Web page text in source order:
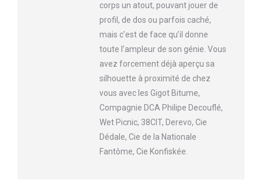
corps un atout, pouvant jouer de
profil, de dos ou parfois caché,
mais c’est de face qu’il donne
toute l’ampleur de son génie. Vous
avez forcement déjà aperçu sa
silhouette à proximité de chez
vous avec les Gigot Bitume,
Compagnie DCA Philipe Decouflé,
Wet Picnic, 38CIT, Derevo, Cie
Dédale, Cie de la Nationale
Fantôme, Cie Konfiskée.